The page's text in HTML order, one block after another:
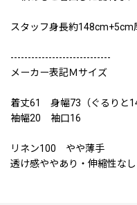
スタッフ身長約148cm+5cm
-----------------------------
メーカー表記Ｍサイズ
着丈61 身幅73（ぐるりと
袖幅20 袖口16
リネン100 やや薄手
透け感ややあり・伸縮性なし